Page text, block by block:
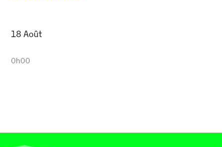
18 Août
0h00